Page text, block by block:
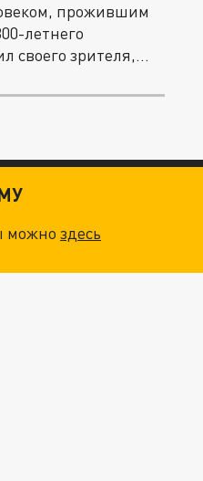
прожившим
летнего
своего зрителя,...
можноздесь